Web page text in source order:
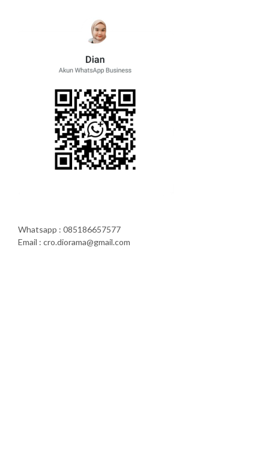
Whatsapp : 085186657577
Email : cro.diorama@gmail.com